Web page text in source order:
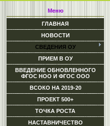
Меню
ГЛАВНАЯ
НОВОСТИ
СВЕДЕНИЯ ОУ
ПРИЕМ В ОУ
ВВЕДЕНИЕ ОБНОВЛЕННОГО
ФГОС НОО И ФГОС ООО
ВСОКО НА 2019-20
ПРОЕКТ 500+
ТОЧКА РОСТА
НАСТАВНИЧЕСТВО